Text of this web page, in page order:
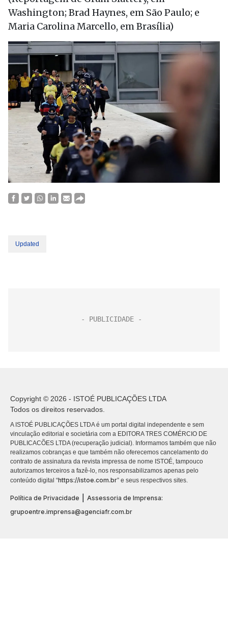
Washington; Brad Haynes, em São Paulo; e
Maria Carolina Marcello, em Brasília)
Updated
Copyright © 2026 - ISTOÉ PUBLICAÇÕES LTDA
Todos os direitos reservados.
A ISTOÉ PUBLICAÇÕES LTDA é um portal digital independente e sem
vinculação editorial e societária com a EDITORA TRES COMÉRCIO DE
PUBLICACÕES LTDA (recuperação judicial). Informamos também que não
realizamos cobranças e que também não oferecemos cancelamento do
contrato de assinatura da revista impressa de nome ISTOÉ, tampouco
autorizamos terceiros a fazê-lo, nos responsabilizamos apenas pelo
conteúdo digital “https://istoe.com.br” e seus respectivos sites.
Política de Privacidade
Assessoria de Imprensa:
grupoentre.imprensa@agenciafr.com.br